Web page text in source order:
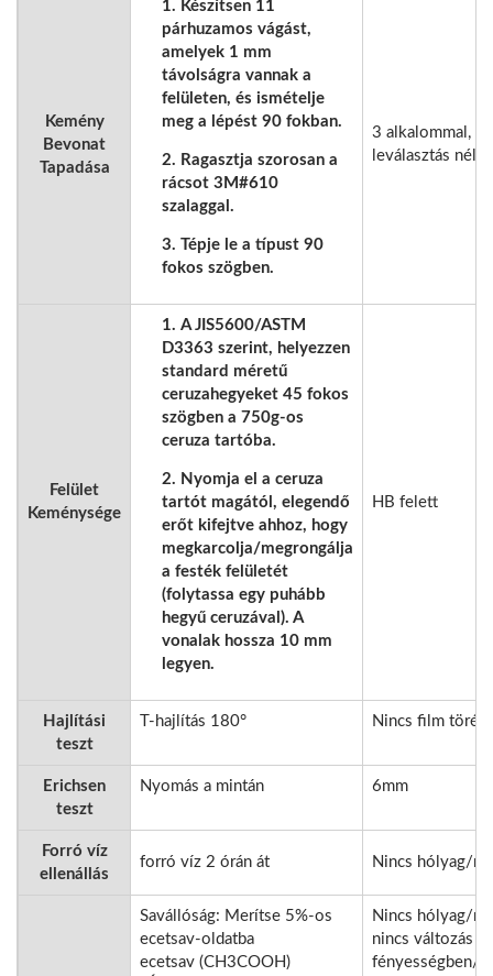
Kemény
Bevonat
Tapadása
Készítsen 11
párhuzamos vágást,
amelyek 1 mm
távolságra vannak a
felületen, és ismételje
meg a lépést 90 fokban.
Ragasztja szorosan a
rácsot 3M#610
szalaggal.
Tépje le a típust 90
fokos szögben.
3 alkalommal,
leválasztás
Felület
Keménysége
A JIS5600/ASTM
D3363 szerint, helyezzen
standard méretű
ceruzahegyeket 45 fokos
szögben a 750g-os
ceruza tartóba.
Nyomja el a ceruza
tartót magától, elegendő
erőt kifejtve ahhoz, hogy
megkarcolja/megrongálja
a festék felületét
(folytassa egy puhább
hegyű ceruzával). A
vonalak hossza 10 mm
legyen.
HB felett
Hajlítási
teszt
T-hajlítás 180° Nincs film törés
Erichsen
teszt
Nyomás a mintán 6mm
Forró víz
ellenállás
forró víz 2 órán át Nincs hólyag/
Savállóság: Merítse 5%-os
ecetsav-oldatba
ecetsav (CH3COOH)
Nincs hólyag/
nincs változás a
fényességben/